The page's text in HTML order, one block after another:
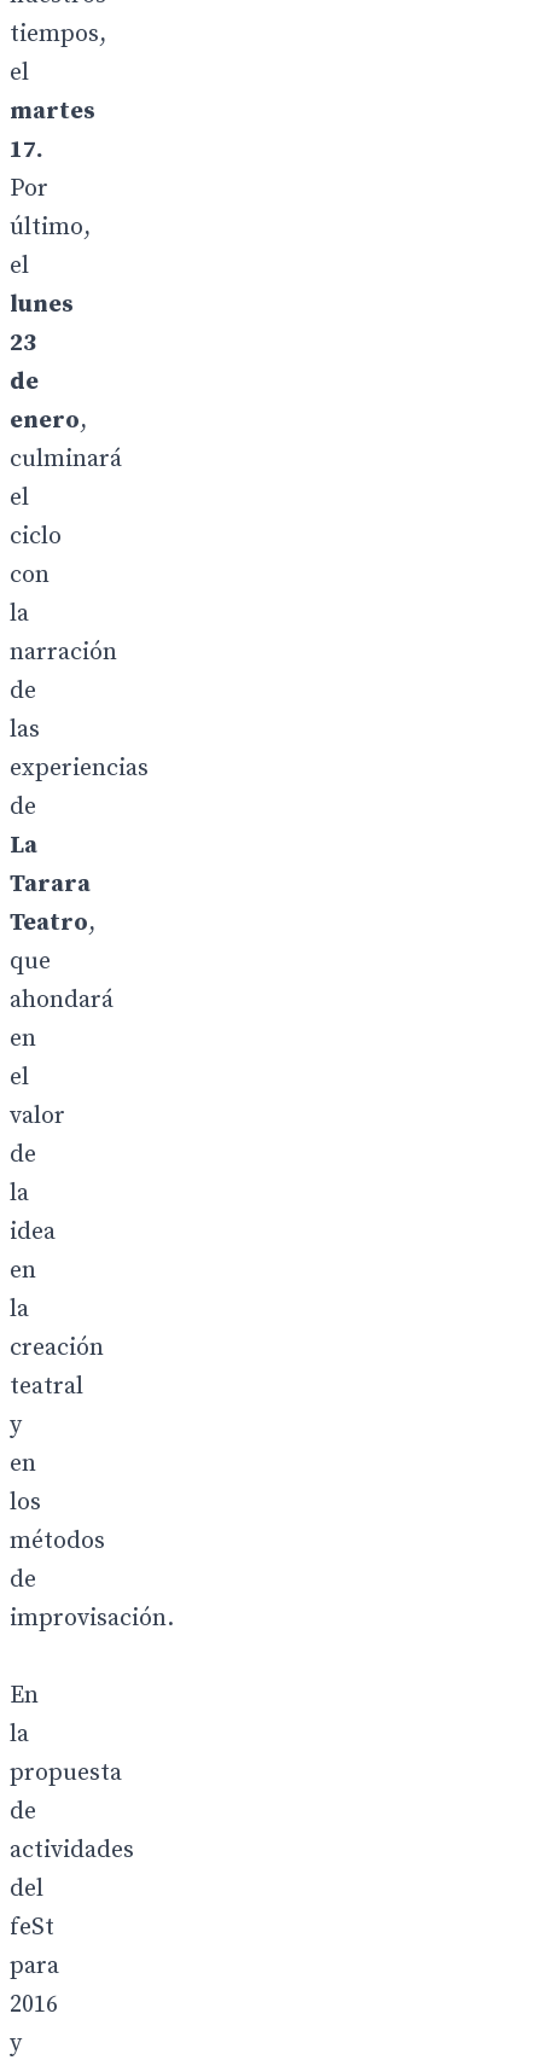
tiempos,
el
martes
17.
Por
último,
el
lunes
23
de
enero,
culminará
el
ciclo
con
la
narración
de
las
experiencias
de
La
Tarara
Teatro,
que
ahondará
en
el
valor
de
la
idea
en
la
creación
teatral
y
en
los
métodos
de
improvisación.
En
la
propuesta
de
actividades
del
feSt
para
2016
y